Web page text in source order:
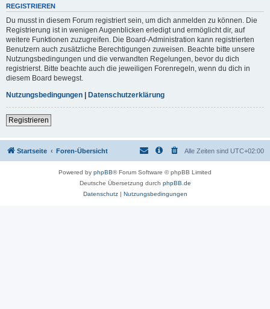
REGISTRIEREN
Du musst in diesem Forum registriert sein, um dich anmelden zu können. Die
Registrierung ist in wenigen Augenblicken erledigt und ermöglicht dir, auf
weitere Funktionen zuzugreifen. Die Board-Administration kann registrierten
Benutzern auch zusätzliche Berechtigungen zuweisen. Beachte bitte unsere
Nutzungsbedingungen und die verwandten Regelungen, bevor du dich
registrierst. Bitte beachte auch die jeweiligen Forenregeln, wenn du dich in
diesem Board bewegst.
Nutzungsbedingungen | Datenschutzerklärung
Registrieren
Startseite Foren-Übersicht Alle Zeiten sind UTC+02:00
Powered by phpBB® Forum Software © phpBB Limited
Deutsche Übersetzung durch phpBB.de
Datenschutz| Nutzungsbedingungen